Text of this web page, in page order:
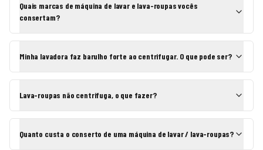
Quais marcas de máquina de lavar e lava-roupas vocês
consertam?
Minha lavadora faz barulho forte ao centrifugar. O que pode ser?
Lava-roupas não centrifuga, o que fazer?
Quanto custa o conserto de uma máquina de lavar / lava-roupas?